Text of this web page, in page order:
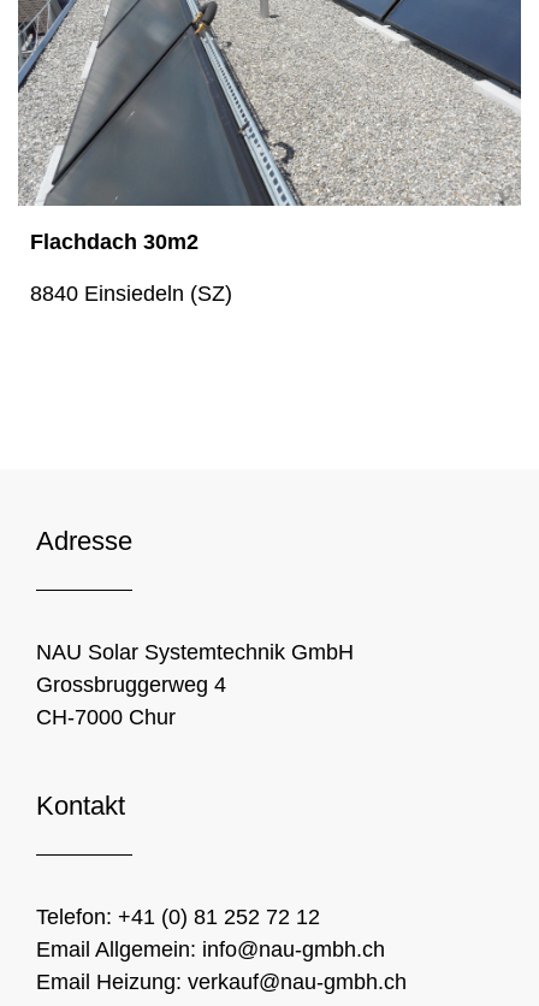
Flachdach 30m2
8840 Einsiedeln (SZ)
Adresse
NAU Solar Systemtechnik GmbH
Grossbruggerweg 4
CH-7000 Chur
Kontakt
Telefon: +41 (0) 81 252 72 12
Email Allgemein: info@nau-gmbh.ch
Email Heizung: verkauf@nau-gmbh.ch